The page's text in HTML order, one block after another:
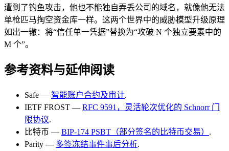
遭到了钓鱼攻击，他也不能独自弄丢公司的域名，就像他无法
单枪匹马掏空资金库一样。这两个世界中的威胁模型升级原理
如出一辙：将“信任单一凭据”替换为“攻破 N 个独立要素中的
M 个”。
参考资料与延伸阅读
Safe — 智能账户合约及审计.
IETF FROST — RFC 9591，灵活轮次优化的 Schnorr 门
限协议.
比特币 — BIP-174 PSBT（部分签名的比特币交易） .
Parity — 多签冻结事件事后分析.